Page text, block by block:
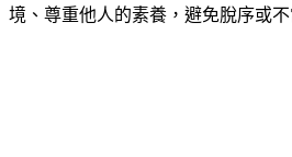
境、尊重他人的素養，避免脫序或